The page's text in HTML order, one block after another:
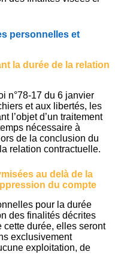
personnelles et
la durée de la relation
n°78-17 du 6 janvier
et aux libertés, les
l’objet d’un traitement
nécessaire à
de la conclusion du
relation contractuelle.
au delà de la
du compte
pour la durée
des finalités décrites
cette durée, elles seront
exclusivement
exploitation, de